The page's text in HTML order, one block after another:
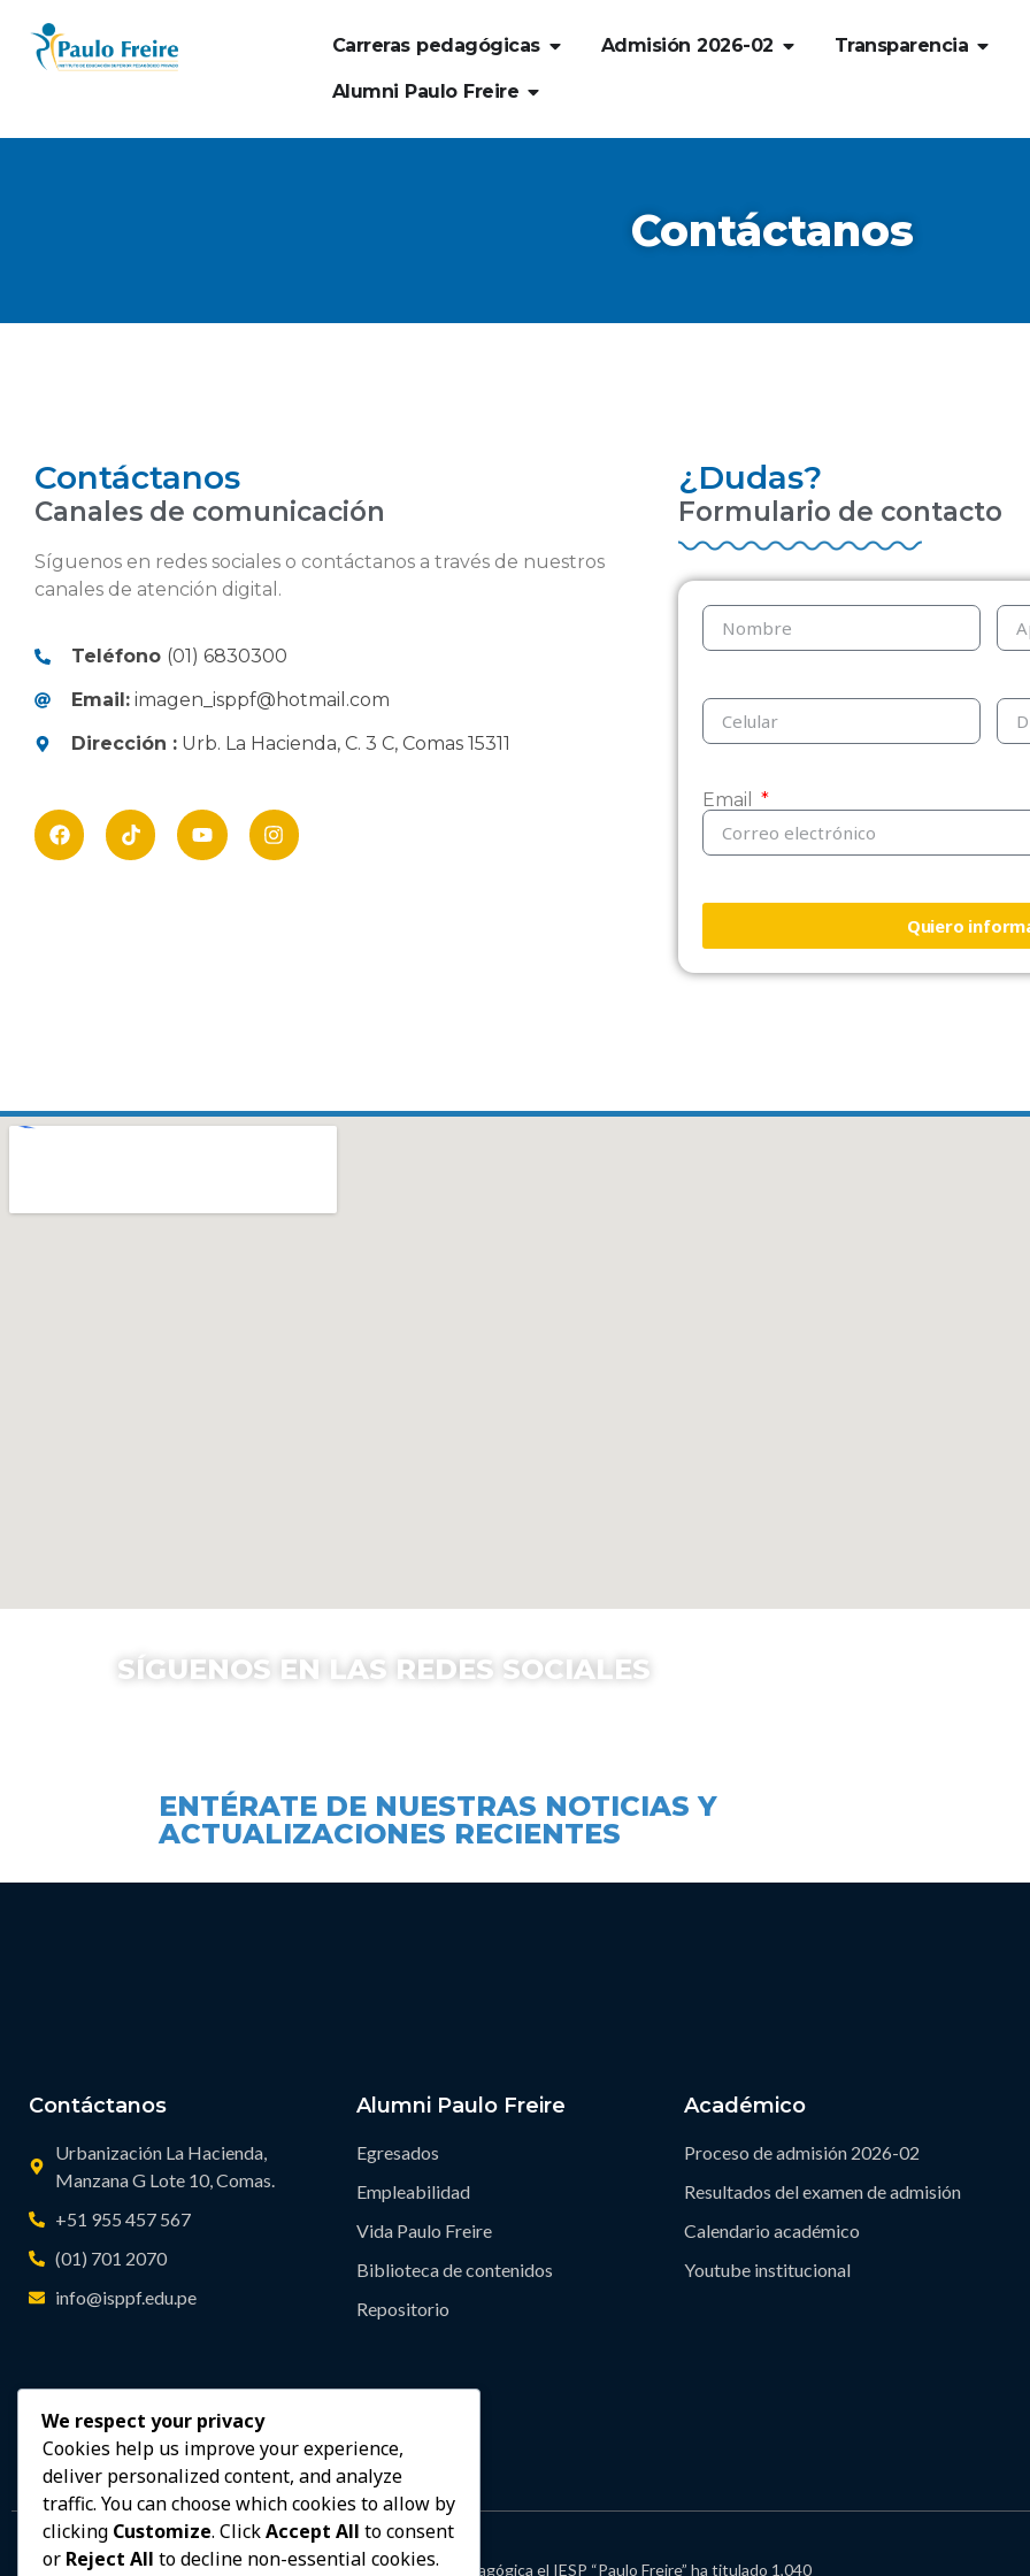
Carreras pedagógicas Admisión 2026-02 Transparencia
Alumni Paulo Freire
Contáctanos
Contáctanos
Canales de comunicación
Síguenos en redes sociales o contáctanos a través de nuestros
canales de atención digital.
Teléfono (01) 6830300
Email:imagen_isppf@hotmail.com
Dirección :Urb. La Hacienda, C. 3 C, Comas 15311
¿Dudas?
Formulario de contacto
Email
Quiero
SÍGUENOS EN LAS REDES SOCIALES
ENTÉRATE DE NUESTRAS NOTICIAS Y
ACTUALIZACIONES RECIENTES
Contáctanos
Urbanización La Hacienda,
Manzana G Lote 10, Comas.
+51 955 457 567
(01) 701 2070
info@isppf.edu.pe
Alumni Paulo Freire
Egresados
Empleabilidad
Vida Paulo Freire
Biblioteca de contenidos
Repositorio
Académico
Proceso de admisión 2026-02
Resultados del examen de admisión
Calendario académico
Youtube institucional
En los 25 años de su actividad pedagógica el IESP “Paulo Freire” ha titulado 1,040
We respect your privacy
Cookies help us improve your experience,
deliver personalized content, and analyze
traffic. You can choose which cookies to allow by
clicking Customize. ClickAccept All to consent
or Reject All to decline non-essential cookies.